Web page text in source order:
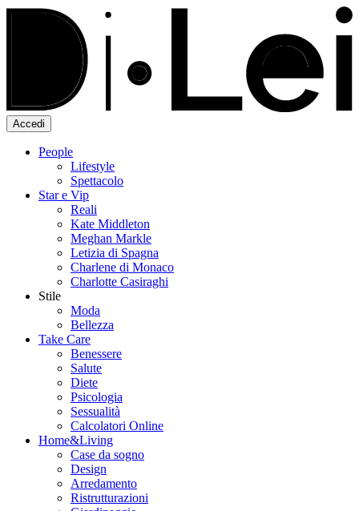
Accedi
People
Lifestyle
Spettacolo
Star e Vip
Reali
Kate Middleton
Meghan Markle
Letizia di Spagna
Charlene di Monaco
Charlotte Casiraghi
Stile
Moda
Bellezza
Take Care
Benessere
Salute
Diete
Psicologia
Sessualità
Calcolatori Online
Home&Living
Case da sogno
Design
Arredamento
Ristrutturazioni